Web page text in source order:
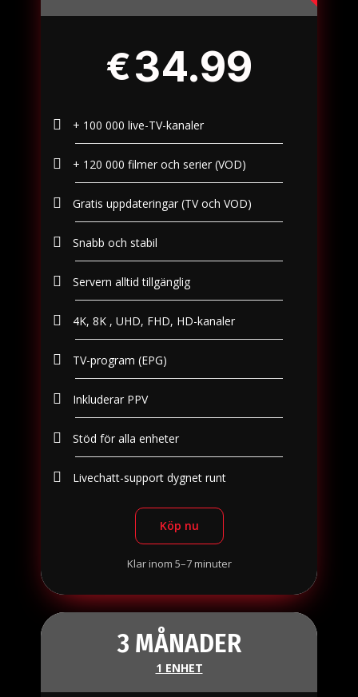
€34.99
+ 100 000 live-TV-kanaler​
+ 120 000 filmer och serier (VOD)​
Gratis uppdateringar (TV och VOD)
Snabb och stabil
Servern alltid tillgänglig
4K, 8K , UHD, FHD, HD-kanaler
TV-program (EPG)
Inkluderar PPV
Stöd för alla enheter
Livechatt-support dygnet runt
Köp nu
Klar inom 5–7 minuter
3 MÅNADER
1 ENHET